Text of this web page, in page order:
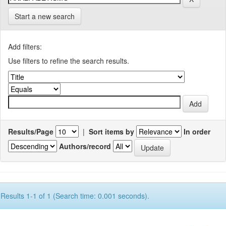
Start a new search
Add filters:
Use filters to refine the search results.
Results/Page | Sort items by
In order
Authors/record
Results 1-1 of 1 (Search time: 0.001 seconds).